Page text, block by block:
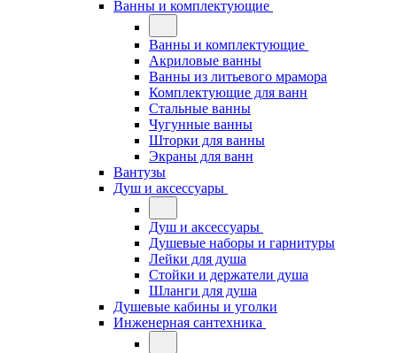
Ванны и комплектующие
Ванны и комплектующие
Акриловые ванны
Ванны из литьевого мрамора
Комплектующие для ванн
Стальные ванны
Чугунные ванны
Шторки для ванны
Экраны для ванн
Вантузы
Душ и аксессуары
Душ и аксессуары
Душевые наборы и гарнитуры
Лейки для душа
Стойки и держатели душа
Шланги для душа
Душевые кабины и уголки
Инженерная сантехника